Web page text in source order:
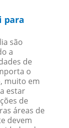
para
são
a
de
o
muito em
estar
de
áreas de
devem